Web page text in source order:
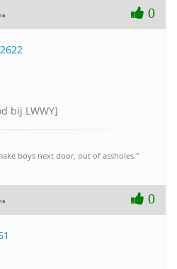
0
bij LWWY]
boys next door, out of assholes."
0